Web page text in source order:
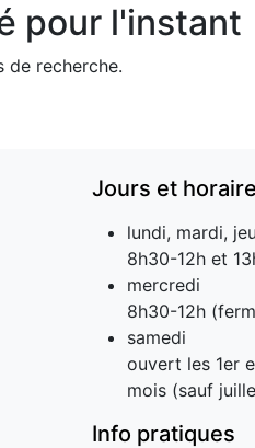
pour l'instant
de recherche.
Jours et
lundi, mardi,
8h30-12h et
mercredi
8h30-12h
samedi
ouvert les 1er
mois (sauf
Info pratiques